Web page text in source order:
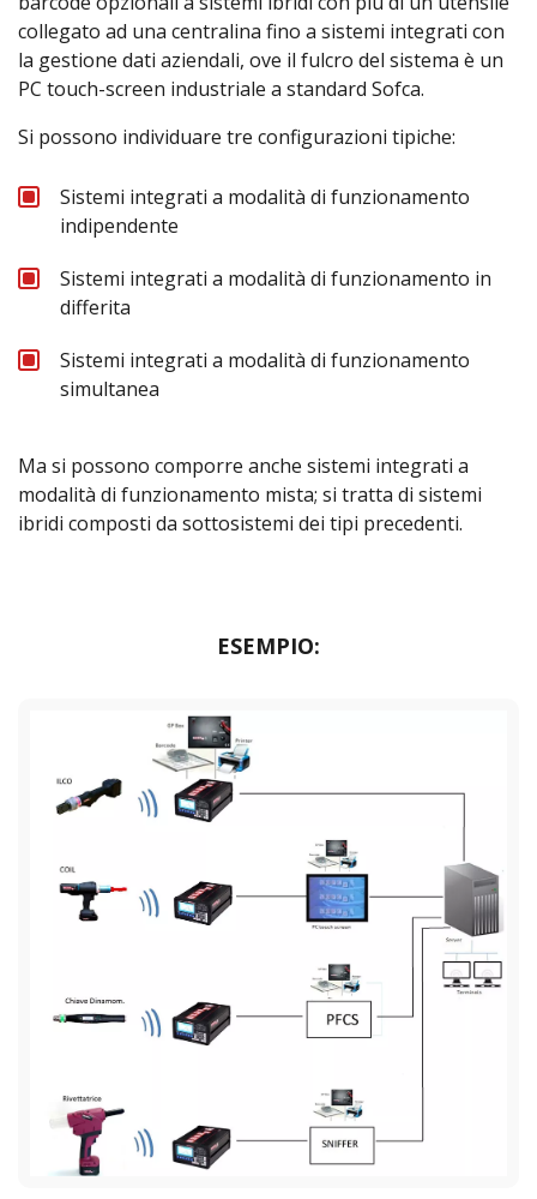
collegato ad una centralina fino a sistemi integrati con
la gestione dati aziendali, ove il fulcro del sistema è un
PC touch-screen industriale a standard Sofca.
Si possono individuare tre configurazioni tipiche:
Sistemi integrati a modalità di funzionamento
indipendente
Sistemi integrati a modalità di funzionamento in
differita
Sistemi integrati a modalità di funzionamento
simultanea
Ma si possono comporre anche sistemi integrati a
modalità di funzionamento mista; si tratta di sistemi
ibridi composti da sottosistemi dei tipi precedenti.
ESEMPIO: